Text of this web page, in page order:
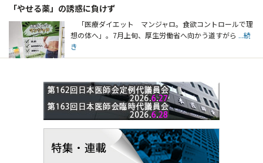
「やせる薬」の誘惑に負けず
「医療ダイエット マンジャロ。食欲コントロールで理
想の体へ」。7月上旬、厚生労働省へ向かう道すがら ...続
き